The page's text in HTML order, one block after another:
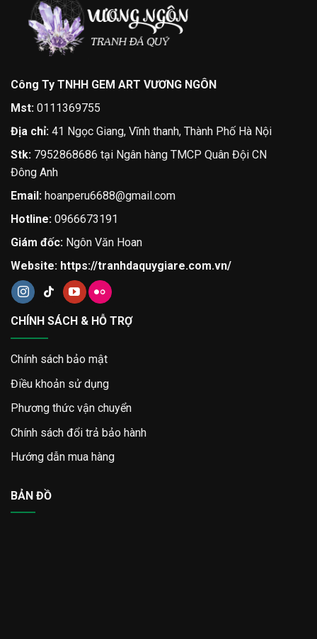
Công Ty TNHH GEM ART VƯƠNG NGÔN
Mst:0111369755
Địa chỉ:41 Ngọc Giang, Vĩnh thanh, Thành Phố Hà Nội
Stk:7952868686 tại Ngân hàng TMCP Quân Đội CN
Đông Anh
Email:hoanperu6688@gmail.com
Hotline:0966673191
Giám đốc:Ngôn Văn Hoan
Website: https://tranhdaquygiare.com.vn/
CHÍNH SÁCH & HỖ TRỢ
Chính sách bảo mật
Điều khoản sử dụng
Phương thức vận chuyển
Chính sách đổi trả bảo hành
Hướng dẫn mua hàng
BẢN ĐỒ